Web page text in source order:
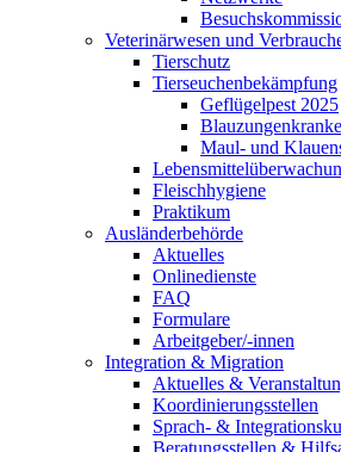
Veterinärwesen und
Tierschutz
Tierseuchenbekämpfung
Geflügelpest 2025
Maul- und
Fleischhygiene
Praktikum
Ausländerbehörde
Aktuelles
Onlinedienste
FAQ
Formulare
Arbeitgeber/-innen
Integration & Migration
Aktuelles &
Koordinierungsstellen
Sprach- &
Beratungsstellen &